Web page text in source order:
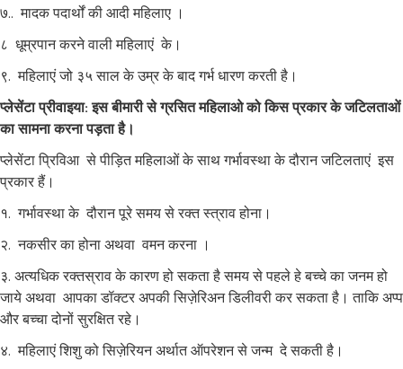
७.. मादक पदार्थों की आदी महिलाए ।
८ धूम्रपान करने वाली महिलाएं के।
९. महिलाएं जो ३५ साल के उम्र के बाद गर्भ धारण करती है।
प्लेसेंटा प्रीवाइया: इस बीमारी से ग्रसित महिलाओ को किस प्रकार के जटिलताओं
का सामना करना पड़ता है।
प्लेसेंटा प्रिविआ से पीड़ित महिलाओं के साथ गर्भावस्था के दौरान जटिलताएं इस
प्रकार हैं।
१. गर्भावस्था के दौरान पूरे समय से रक्त स्त्राव होना।
२. नकसीर का होना अथवा वमन करना ।
३. अत्यधिक रक्तस्राव के कारण हो सकता है समय से पहले हे बच्चे का जनम हो
जाये अथवा आपका डॉक्टर अपकी सिज़ेरिअन डिलीवरी कर सकता है। ताकि अप्प
और बच्चा दोनों सुरक्षित रहे।
४. महिलाएं शिशु को सिज़ेरियन अर्थात ऑपरेशन से जन्म दे सकती है।